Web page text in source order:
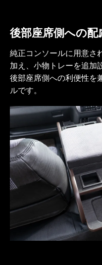
後部座席側への配
純正コンソールに用意さ
加え、小物トレーを追加
後部座席側への利便性を
ルです。